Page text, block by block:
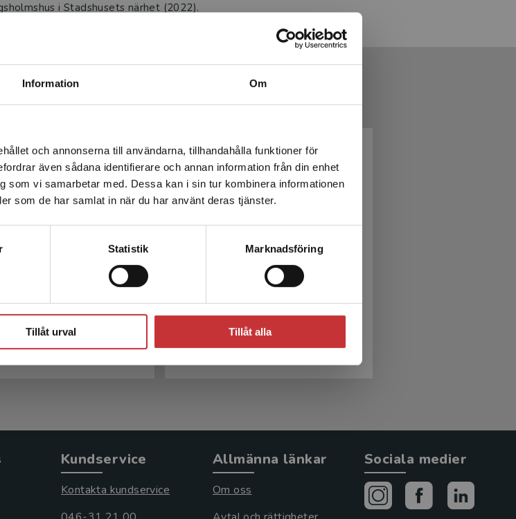
Information Om
och annonserna till användarna, tillhandahålla funktioner för
även sådana identifierare och annan information från din enhet
som vi samarbetar med. Dessa kan i sin tur kombinera informationen
som de har samlat in när du har använt deras tjänster.
Statistik Marknadsföring
Tillåt urval Tillåt alla
fraktregion
besöker studentlitteratur.se via en
Vi erbjuder inte leveranser utanför
slutföra ett köp måste
i Sverige.Läs mer
i Stadshusets närhet (2022).
- Medicinska och
aspekter
- Lindberg, L (red.)
moms
197 kr
Rorsmans Dermatologi
Venereologi
Wahlgren, Carl-Fredrik m.fl. (red.)
587 krinkl. moms
Exkl. moms: 554 kr
Kundservice
Kontakta kundservice
Allmänna länkar
Om oss
Sociala medier